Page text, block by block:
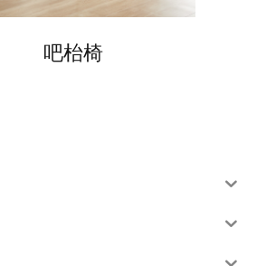
吧枱椅